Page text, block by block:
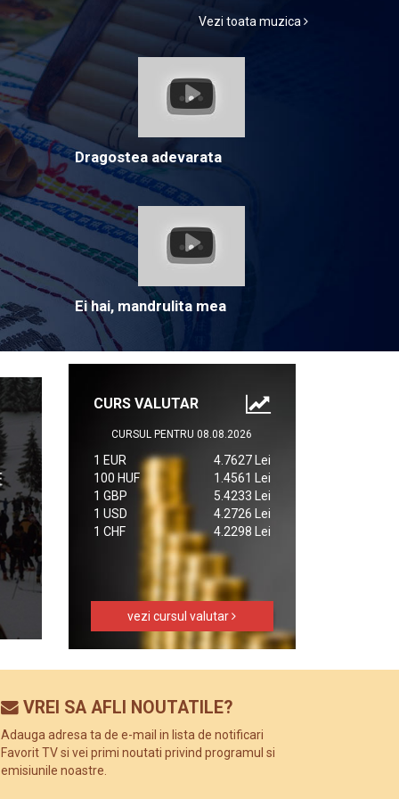
Vezi toata muzica
Dragostea adevarata
Ei hai, mandrulita mea
CURS VALUTAR
CURSUL PENTRU 08.08.2026
1 EUR
4.7627 Lei
100 HUF
1.4561 Lei
1 GBP
5.4233 Lei
1 USD
4.2726 Lei
1 CHF
4.2298 Lei
vezi cursul valutar
VREI SA AFLI NOUTATILE?
Adauga adresa ta de e-mail in lista de notificari
Favorit TV si vei primi noutati privind programul si
emisiunile noastre.